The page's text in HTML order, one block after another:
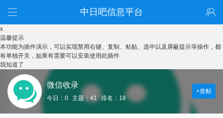
中日吧信息平台
x
温馨提示
本功能为插件演示，可以实现禁用右键、复制、粘贴、选中以及屏蔽提示等操作，都
有单独开关，如果有需要可以安装使用此插件
我知道了
微信收录
今日：0 主题：41 排名：18
+发帖